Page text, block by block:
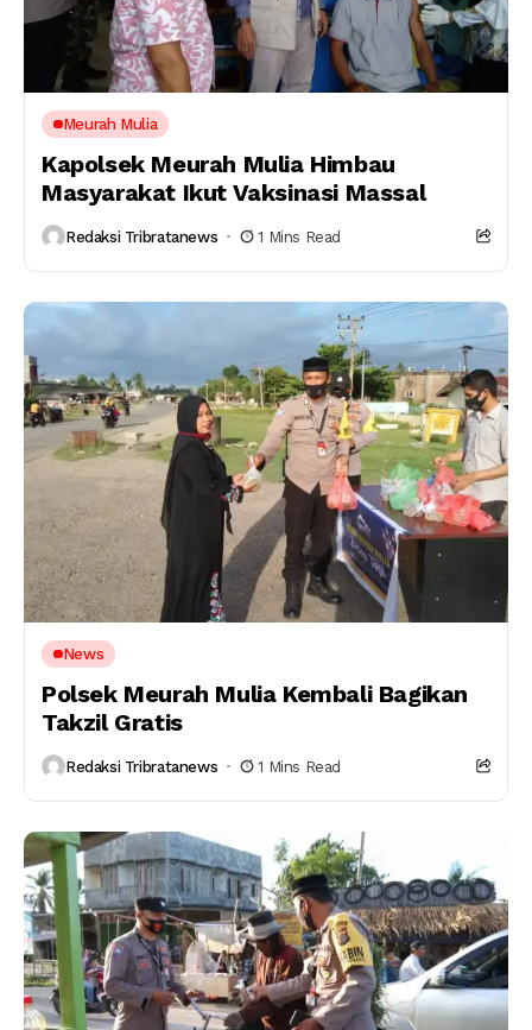
Meurah Mulia
Kapolsek Meurah Mulia Himbau
Masyarakat Ikut Vaksinasi Massal
Redaksi Tribratanews 1 Mins Read
News
Polsek Meurah Mulia Kembali Bagikan
Takzil Gratis
Redaksi Tribratanews 1 Mins Read